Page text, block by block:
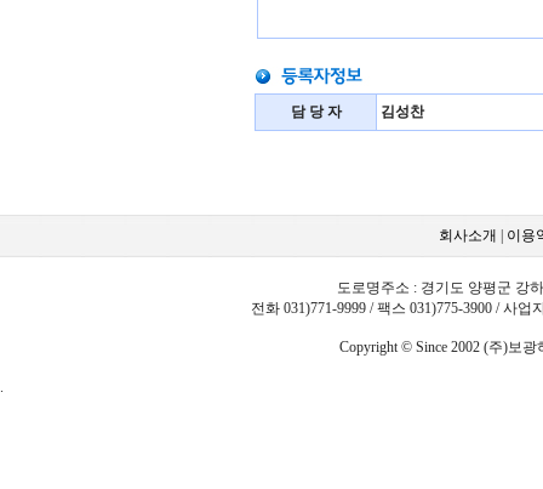
담 당 자 김성찬
회사소개 이용
도로명주소 : 경기도 양평군 강
전화 031)771-9999 / 팩스 031)775-3900 / 사업
Copyright © Since 2002 (주)보
.